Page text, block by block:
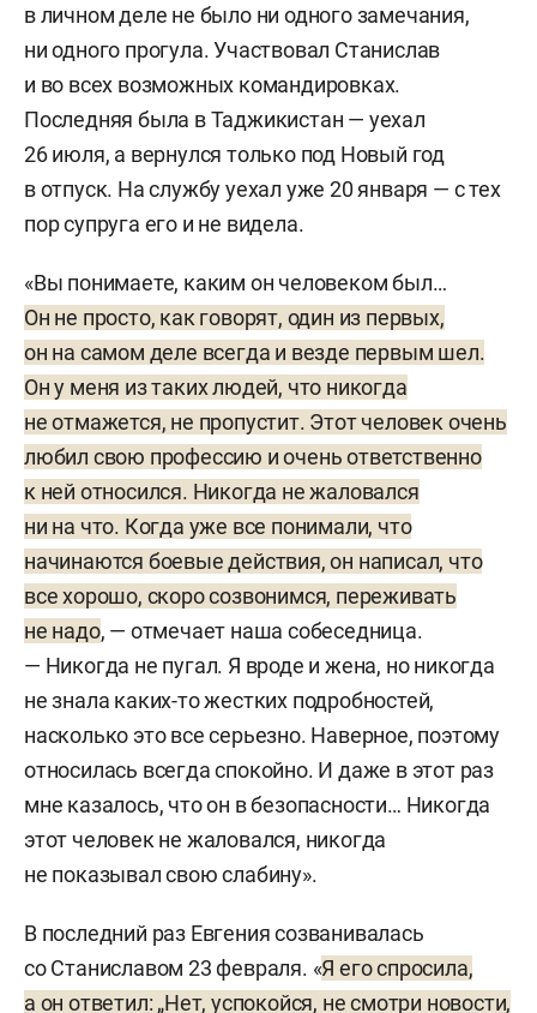
в личном деле не было ни одного замечания,
ни одного прогула. Участвовал Станислав
и во всех возможных командировках.
Последняя была в Таджикистан — уехал
26 июля, а вернулся только под Новый год
в отпуск. На службу уехал уже 20 января — с тех
пор супруга его и не видела.
«Вы понимаете, каким он человеком был…
Он не просто, как говорят, один из первых,
он на самом деле всегда и везде первым шел.
Он у меня из таких людей, что никогда
не отмажется, не пропустит. Этот человек очень
любил свою профессию и очень ответственно
к ней относился. Никогда не жаловался
ни на что. Когда уже все понимали, что
начинаются боевые действия, он написал, что
все хорошо, скоро созвонимся, переживать
не надо, — отмечает наша собеседница.
— Никогда не пугал. Я вроде и жена, но никогда
не знала каких-то жестких подробностей,
насколько это все серьезно. Наверное, поэтому
относилась всегда спокойно. И даже в этот раз
мне казалось, что он в безопасности… Никогда
этот человек не жаловался, никогда
не показывал свою слабину».
В последний раз Евгения созванивалась
со Станиславом 23 февраля. «Я его спросила,
а он ответил: „Нет, успокойся, не смотри новости,